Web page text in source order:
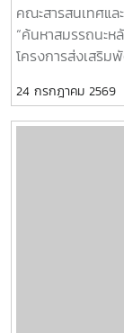
คณะสารสนเทศแ
“ค้นหาสมรรถนะ
โครงการส่งเสริ
Competency) ข
และทิศทางการพั
24 กรกฎาคม 2569